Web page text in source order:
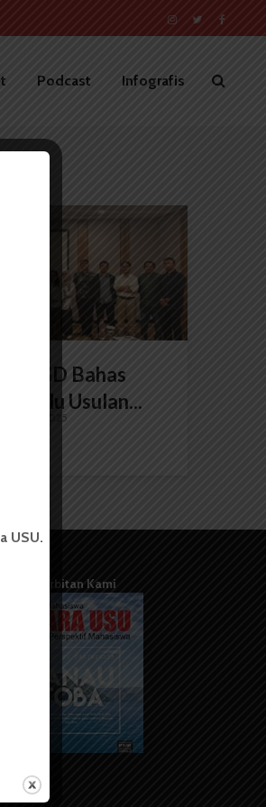
Podcast Infografis
FGD Bahas
Pemilu Usulan...
2025
Terbitan Kami
USU.